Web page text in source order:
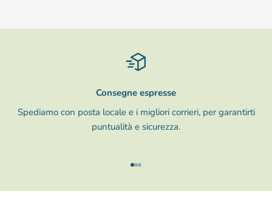
Consegne espresse
Spediamo con posta locale e i migliori corrieri, per garantirti
puntualità e sicurezza.
Vai all'articolo 1
Vai all'articolo 2
Vai all'articolo 3